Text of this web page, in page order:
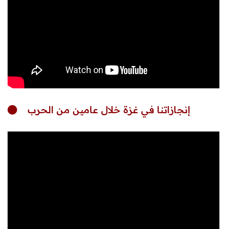
إنجازاتنا في غزة خلال عامين من الحرب